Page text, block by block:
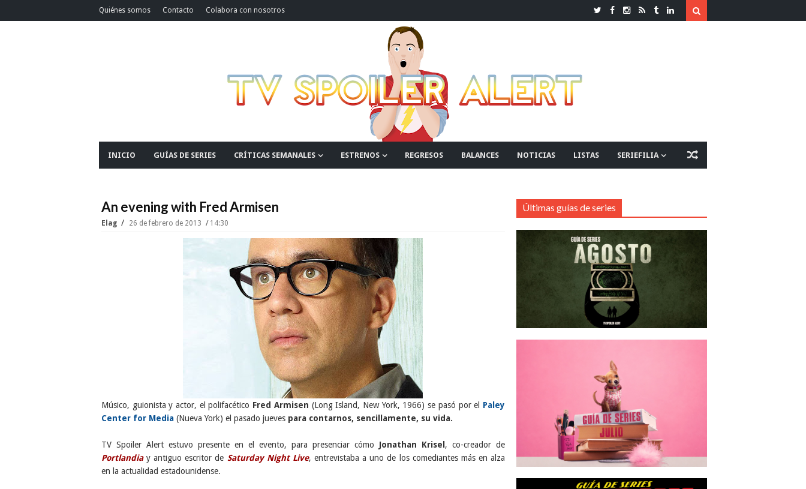
Quiénes somos Contacto Colabora con nosotros
INICIO GUÍAS DE SERIES CRÍTICAS SEMANALES ESTRENOS REGRESOS BALANCES NOTICIAS LISTAS SERIEFILIA
An evening with Fred Armisen
Elag 26 de febrero de 2013 14:30
Músico, guionista y actor, el polifacético Fred Armisen (Long Island, New York, 1966) se pasó por el Paley
Center for Media(Nueva York) el pasado jueves para contarnos, sencillamente, su vida.
TV Spoiler Alert estuvo presente en el evento, para presenciar cómo Jonathan Krisel , co-creador de
Portlandia y antiguo escritor de Saturday Night Live, entrevistaba a uno de los comediantes más en alza
en la actualidad estadounidense.
Últimas guías de series